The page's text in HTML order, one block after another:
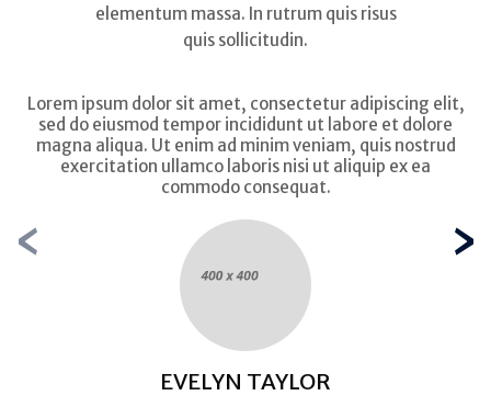
elementum massa. In rutrum quis risus
quis sollicitudin.
Lorem ipsum dolor sit amet, consectetur adipiscing elit,
sed do eiusmod tempor incididunt ut labore et dolore
magna aliqua. Ut enim ad minim veniam, quis nostrud
exercitation ullamco laboris nisi ut aliquip ex ea
commodo consequat.
EVELYN TAYLOR
‹ ›